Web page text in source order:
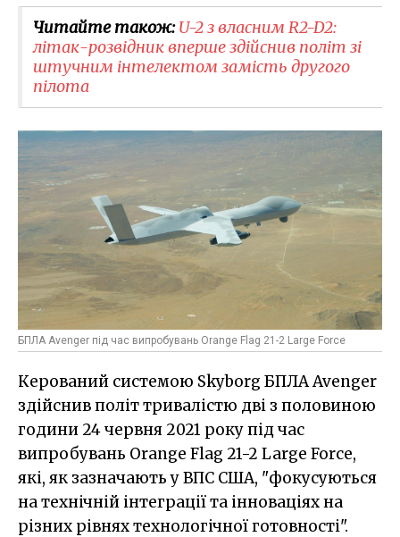
Читайте також:U-2 з власним R2-D2:
літак-розвідник вперше здійснив політ зі
штучним інтелектом замість другого
пілота
БПЛА Avenger під час випробувань Orange Flag 21-2 Large Force
Керований системою Skyborg БПЛА Avenger
здійснив політ тривалістю дві з половиною
години 24 червня 2021 року під час
випробувань Orange Flag 21-2 Large Force,
які, як зазначають у ВПС США, "фокусуються
на технічній інтеграції та інноваціях на
різних рівнях технологічної готовності".